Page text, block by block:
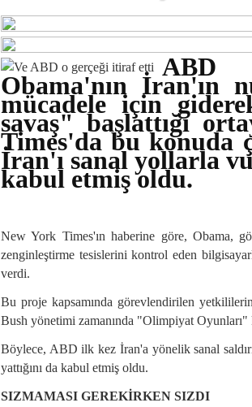
ABD
Obama'nın İran'ın
mücadele için
savaş" başlattığı
Times'da bu konuda
İran'ı sanal yollarla
kabul etmiş oldu.
New York Times'ın haberine göre, Obama,
zenginleştirme tesislerini kontrol eden
verdi.
Bu proje kapsamında görevlendirilen
Bush yönetimi zamanında "Olimpiyat Oyunları"
Böylece, ABD ilk kez İran'a yönelik sanal
yattığını da kabul etmiş oldu.
SIZMAMASI GEREKİRKEN SIZDI